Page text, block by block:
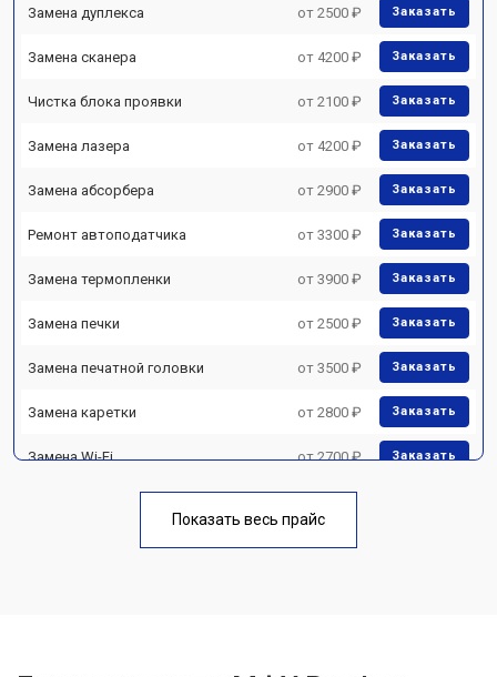
Замена дуплекса от 2500 ₽ Заказать
Замена сканера от 4200 ₽ Заказать
Чистка блока проявки от 2100 ₽ Заказать
Замена лазера от 4200 ₽ Заказать
Замена абсорбера от 2900 ₽ Заказать
Ремонт автоподатчика от 3300 ₽ Заказать
Замена термопленки от 3900 ₽ Заказать
Замена печки от 2500 ₽ Заказать
Замена печатной головки от 3500 ₽ Заказать
Замена каретки от 2800 ₽ Заказать
Замена Wi-Fi от 2700 ₽ Заказать
от 3500 ₽
Показать весь прайс